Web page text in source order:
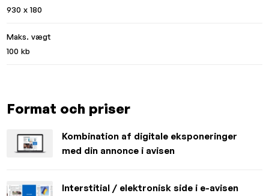
930 x 180
Maks. vægt
100 kb
Format och priser
Kombination af digitale eksponeringer
med din annonce i avisen
Interstitial / elektronisk side i e-avisen